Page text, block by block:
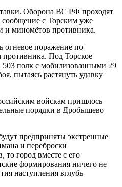
Оборона ВС РФ проходят
с Торским уже
и миномётов противника.
поражение по
Под Торское
полк с мобилизованными 29
пытаясь растянуть удавку
войскам пришлось
порядки в Дробышево
предприняты экстренные
и переброски
то город вместе с его
формирования ничего не
наступления вглубь